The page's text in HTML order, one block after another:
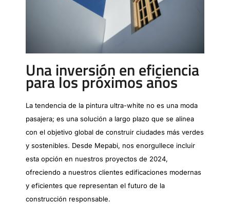
Una inversión en eficiencia
para los próximos años
La tendencia de la pintura ultra-white no es una moda
pasajera; es una solución a largo plazo que se alinea
con el objetivo global de construir ciudades más verdes
y sostenibles. Desde Mepabi, nos enorgullece incluir
esta opción en nuestros proyectos de 2024,
ofreciendo a nuestros clientes edificaciones modernas
y eficientes que representan el futuro de la
construcción responsable.